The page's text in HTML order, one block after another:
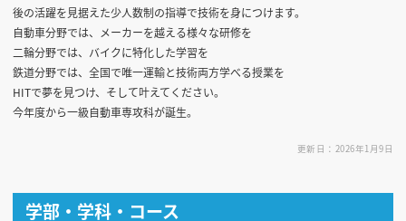
後の活躍を見据えた少人数制の指導で技術を身につけます。
自動車分野では、メーカーを越える様々な研修を
二輪分野では、バイクに特化した学習を
鉄道分野では、全国で唯一運輸と技術両方学べる授業を
HITで夢を見つけ、そして叶えてください。
今年度から一級自動車専攻科が誕生。
更新日：2026年1月9日
学部・学科・コース